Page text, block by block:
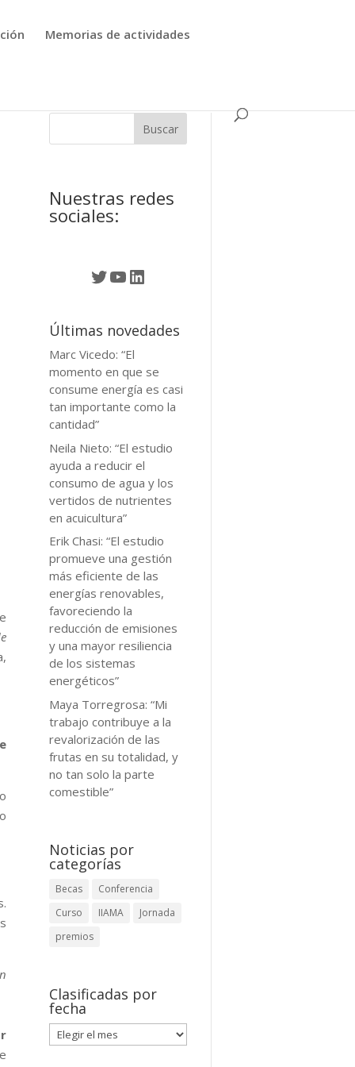
Memorias de actividades
Nuestras redes
sociales:
Twitter
YouTube
LinkedIn
Últimas novedades
Marc Vicedo: “El
momento en que se
consume energía es casi
tan importante como la
cantidad”
Neila Nieto: “El estudio
ayuda a reducir el
consumo de agua y los
vertidos de nutrientes
en acuicultura”
Erik Chasi: “El estudio
promueve una gestión
más eficiente de las
energías renovables,
favoreciendo la
reducción de emisiones
y una mayor resiliencia
de los sistemas
energéticos”
Maya Torregrosa: “Mi
trabajo contribuye a la
revalorización de las
frutas en su totalidad, y
no tan solo la parte
comestible”
Noticias por
categorías
Becas
Conferencia
Curso
IIAMA
Jornada
premios
Clasificadas por
fecha
Clasificadas
por